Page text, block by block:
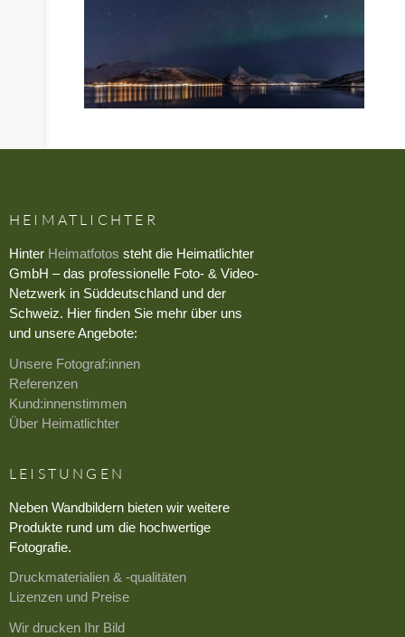
HEIMATLICHTER
Hinter Heimatfotos steht die Heimatlichter
GmbH – das professionelle Foto- & Video-
Netzwerk in Süddeutschland und der
Schweiz. Hier finden Sie mehr über uns
und unsere Angebote:
Unsere Fotograf:innen
Referenzen
Kund:innenstimmen
Über Heimatlichter
LEISTUNGEN
Neben Wandbildern bieten wir weitere
Produkte rund um die hochwertige
Fotografie.
Druckmaterialien & -qualitäten
Lizenzen und Preise
Wir drucken Ihr Bild